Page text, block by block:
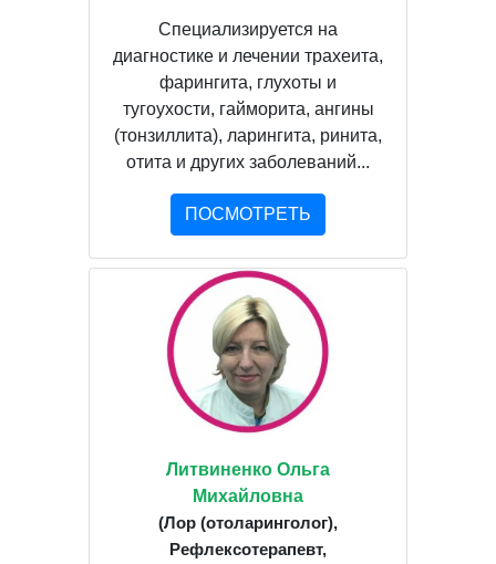
Специализируется на
диагностике и лечении трахеита,
фарингита, глухоты и
тугоухости, гайморита, ангины
(тонзиллита), ларингита, ринита,
отита и других заболеваний...
ПОСМОТРЕТЬ
Литвиненко Ольга
Михайловна
(Лор (отоларинголог),
Рефлексотерапевт,